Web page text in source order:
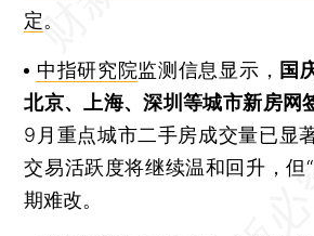
定。
中指研究院监测信息显示， 国
北京、上海、深圳等城市新房网
9月重点城市二手房成交量已显
交易活跃度将继续温和回升，但
期难改。